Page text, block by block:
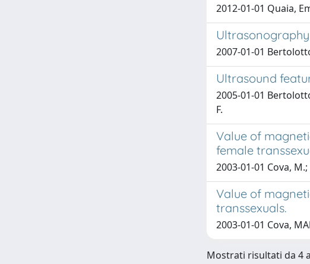
2012-01-01 Quaia,
2007-01-01
Ultrasound
2005-01-01
F.
Value of
female
2003-01-01 Cova,
Value of
transsexuals.
2003-01-01 Cova,
Mostrati risultati da 4